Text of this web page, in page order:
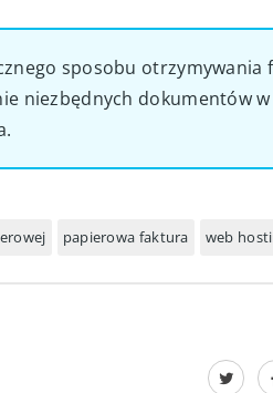
dla firm. W celu aktywacji
do zakładki„Mój profil”,
opcję wyrażającą chęć
sposobu otrzymywania